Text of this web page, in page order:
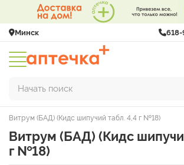
Минск
Начать поиск
Витрум (БАД) (Кидс шипучий табл. 4,4 г №18)
Витрум (БАД) (Кидс
г №18)